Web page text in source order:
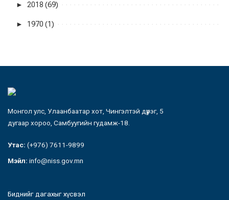
► 2018 (69)
► 1970 (1)
Монгол улс, Улаанбаатар хот, Чингэлтэй дүүрэг, 5
дугаар хороо, Самбуугийн гудамж-18.
Утас: (+976) 7611-9899
Мэйл: info@niss.gov.mn
Биднийг дагахыг хүсвэл